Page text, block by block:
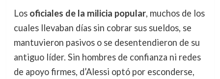
Los oficiales de la milicia popular, muchos de los
cuales llevaban días sin cobrar sus sueldos, se
mantuvieron pasivos o se desentendieron de su
antiguo líder. Sin hombres de confianza ni redes
de apoyo firmes, d’Alessi optó por esconderse,